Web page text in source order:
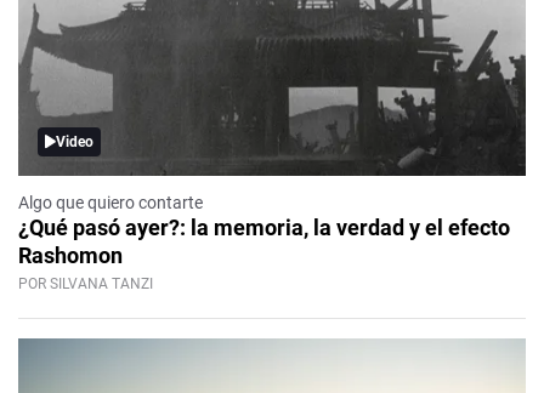
Video
Algo que quiero contarte
¿Qué pasó ayer?: la memoria, la verdad y el efecto
Rashomon
POR SILVANA TANZI